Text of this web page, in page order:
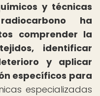
y técnicas
ha
comprender la
identificar
y aplicar
específicos para
especializadas